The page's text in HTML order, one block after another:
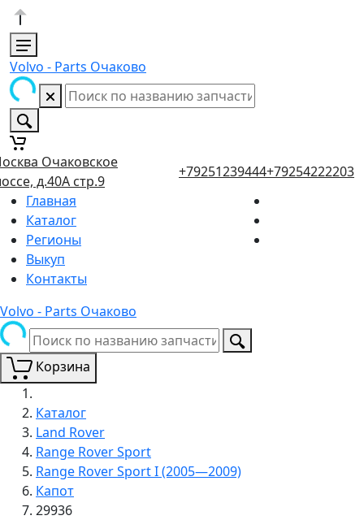
Volvo - Parts Очаково
Очаковское
д.40А стр.9
+79251239444+79254222203
Главная
Каталог
Регионы
Выкуп
Контакты
Volvo - Parts Очаково
Корзина
Каталог
Land Rover
Range Rover Sport
Range Rover Sport I (2005—2009)
Капот
29936